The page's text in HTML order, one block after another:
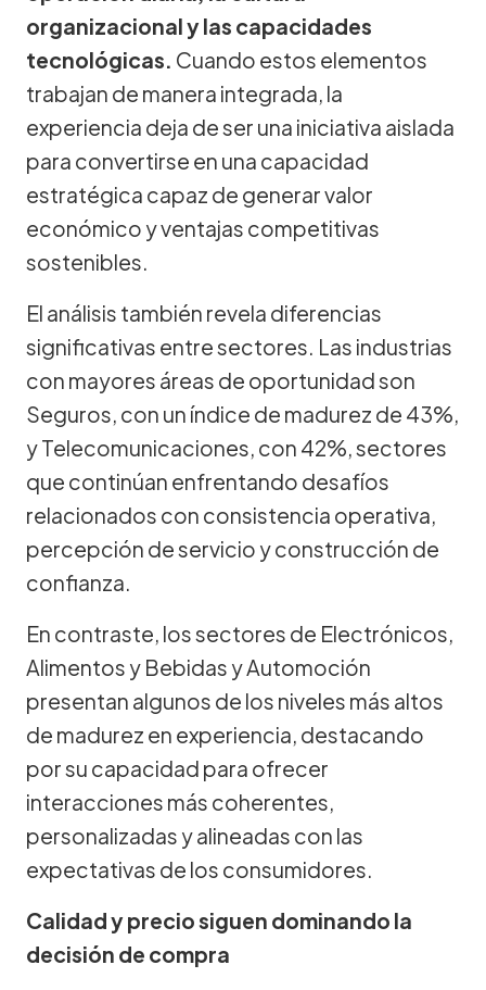
organizacional y las capacidades
tecnológicas. Cuando estos elementos
trabajan de manera integrada, la
experiencia deja de ser una iniciativa aislada
para convertirse en una capacidad
estratégica capaz de generar valor
económico y ventajas competitivas
sostenibles.
El análisis también revela diferencias
significativas entre sectores. Las industrias
con mayores áreas de oportunidad son
Seguros, con un índice de madurez de 43%,
y Telecomunicaciones, con 42%, sectores
que continúan enfrentando desafíos
relacionados con consistencia operativa,
percepción de servicio y construcción de
confianza.
En contraste, los sectores de Electrónicos,
Alimentos y Bebidas y Automoción
presentan algunos de los niveles más altos
de madurez en experiencia, destacando
por su capacidad para ofrecer
interacciones más coherentes,
personalizadas y alineadas con las
expectativas de los consumidores.
Calidad y precio siguen dominando la
decisión de compra